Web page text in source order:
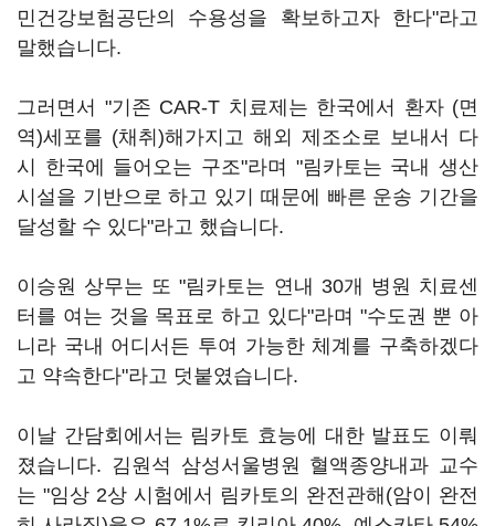
민건강보험공단의 수용성을 확보하고자 한다"라고
말했습니다.
그러면서 "기존 CAR-T 치료제는 한국에서 환자 (면
역)세포를 (채취)해가지고 해외 제조소로 보내서 다
시 한국에 들어오는 구조"라며 "림카토는 국내 생산
시설을 기반으로 하고 있기 때문에 빠른 운송 기간을
달성할 수 있다"라고 했습니다.
이승원 상무는 또 "림카토는 연내 30개 병원 치료센
터를 여는 것을 목표로 하고 있다"라며 "수도권 뿐 아
니라 국내 어디서든 투여 가능한 체계를 구축하겠다
고 약속한다"라고 덧붙였습니다.
이날 간담회에서는 림카토 효능에 대한 발표도 이뤄
졌습니다. 김원석 삼성서울병원 혈액종양내과 교수
는 "임상 2상 시험에서 림카토의 완전관해(암이 완전